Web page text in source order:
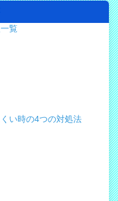
覧
い時の4つの対処法